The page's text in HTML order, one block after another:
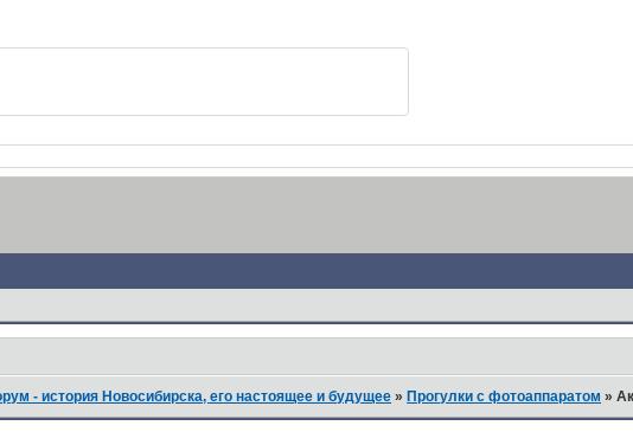
- история Новосибирска, его настоящее и будущее »Прогулки с фотоаппаратом »